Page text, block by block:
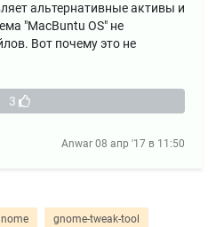
альтернативные активы и
"MacBuntu OS" не
Вот почему это не
3
Anwar 08 апр '17 в 11:50
gnome-tweak-tool